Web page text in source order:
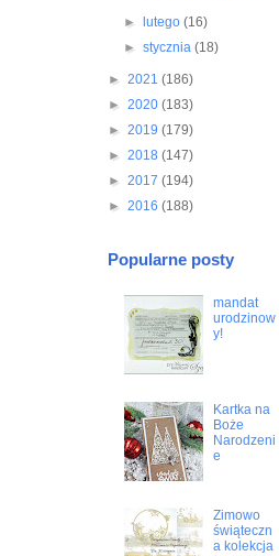
► lutego (16)
► stycznia (18)
► 2021 (186)
► 2020 (183)
► 2019 (179)
► 2018 (147)
► 2017 (194)
► 2016 (188)
Popularne posty
mandat
urodzinow
y!
Kartka na
Boże
Narodzeni
e
Zimowo
świąteczn
a kolekcja